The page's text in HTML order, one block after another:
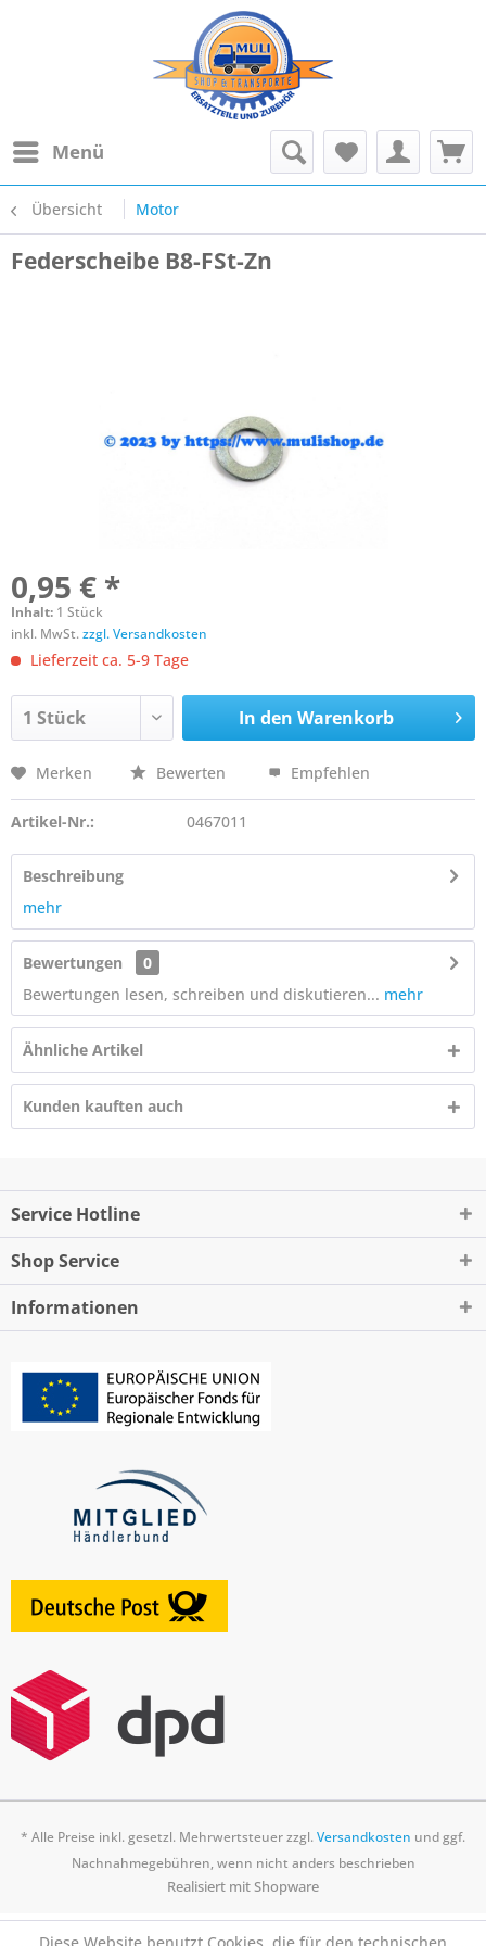
Menü
Übersicht Motor
Federscheibe B8-FSt-Zn
0,95 € *
Inhalt: 1 Stück
inkl. MwSt.zzgl. Versandkosten
Lieferzeit ca. 5-9 Tage
In den Warenkorb
Merken Bewerten Empfehlen
Artikel-Nr.: 0467011
Beschreibung
mehr
Bewertungen
0
Bewertungen lesen, schreiben und diskutieren... mehr
Ähnliche Artikel
Kunden kauften auch
Service Hotline
Shop Service
Informationen
* Alle Preise inkl. gesetzl. Mehrwertsteuer zzgl.Versandkosten und ggf.
Nachnahmegebühren, wenn nicht anders beschrieben
Realisiert mit Shopware